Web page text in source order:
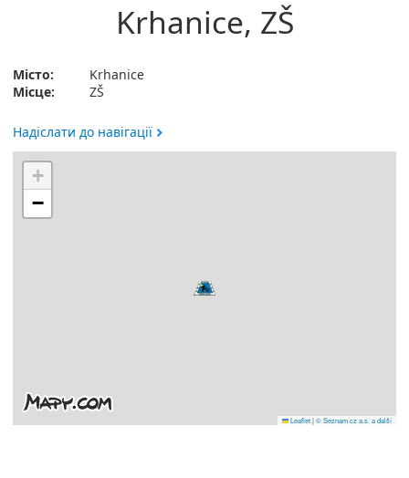
Krhanice, ZŠ
Місто:
Krhanice
Місце:
ZŠ
Надіслати до навігації
+
−
Leaflet|© Seznam.cz a.s. a další